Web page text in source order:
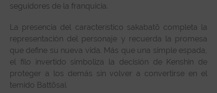
seguidores de la franquicia.
La presencia del característico sakabatō completa la
representación del personaje y recuerda la promesa
que define su nueva vida. Más que una simple espada,
el filo invertido simboliza la decisión de Kenshin de
proteger a los demás sin volver a convertirse en el
temido Battōsai.